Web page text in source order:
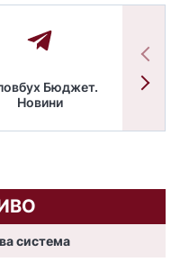
Бюджет.
Новини
система